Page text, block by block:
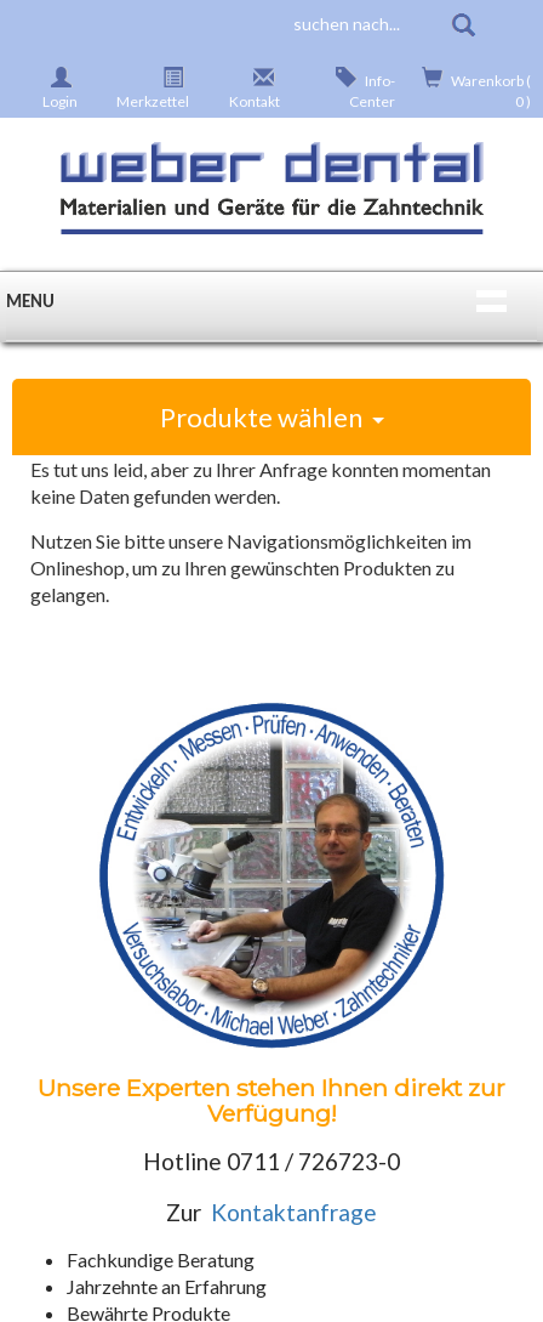
Login Merkzettel Kontakt
Info-
Center
Warenkorb (
0 )
MENU
Produkte wählen
Es tut uns leid, aber zu Ihrer Anfrage konnten momentan
keine Daten gefunden werden.
Nutzen Sie bitte unsere Navigationsmöglichkeiten im
Onlineshop, um zu Ihren gewünschten Produkten zu
gelangen.
Unsere Experten stehen Ihnen direkt zur
Verfügung!
Hotline 0711 / 726723-0
Zur Kontaktanfrage
Fachkundige Beratung
Jahrzehnte an Erfahrung
Bewährte Produkte